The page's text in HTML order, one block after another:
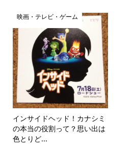
映画・テレビ・ゲーム
インサイドヘッド！カナシミ
の本当の役割って？思い出は
色とりど...